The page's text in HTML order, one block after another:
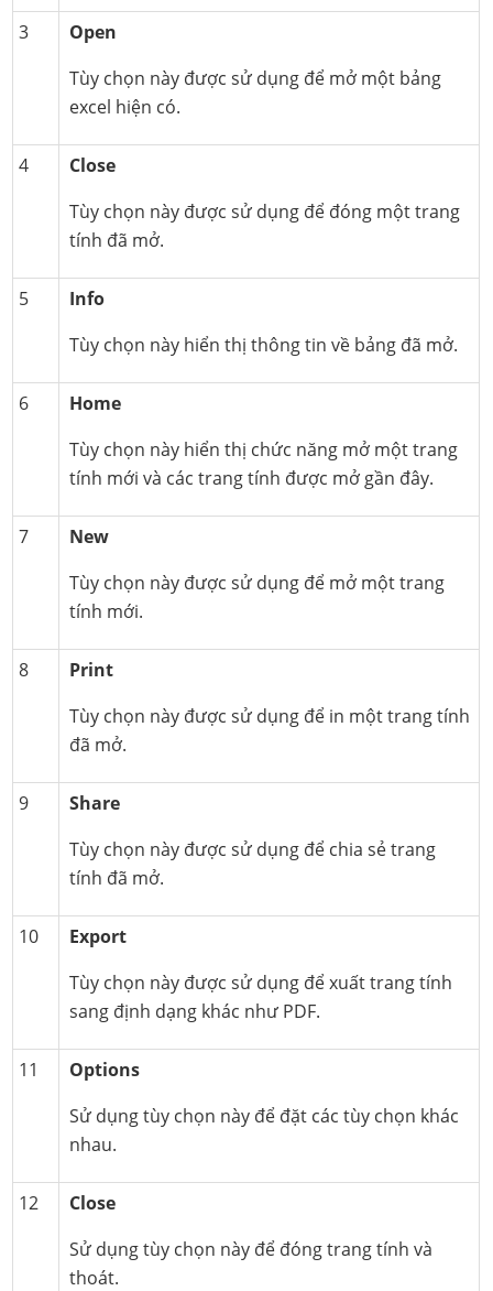
3
Open
Tùy chọn này được sử dụng để mở một bảng
excel hiện có.
4
Close
Tùy chọn này được sử dụng để đóng một trang
tính đã mở.
5
Info
Tùy chọn này hiển thị thông tin về bảng đã mở.
6
Home
Tùy chọn này hiển thị chức năng mở một trang
tính mới và các trang tính được mở gần đây.
7
New
Tùy chọn này được sử dụng để mở một trang
tính mới.
8
Print
Tùy chọn này được sử dụng để in một trang tính
đã mở.
9
Share
Tùy chọn này được sử dụng để chia sẻ trang
tính đã mở.
10
Export
Tùy chọn này được sử dụng để xuất trang tính
sang định dạng khác như PDF.
11
Options
Sử dụng tùy chọn này để đặt các tùy chọn khác
nhau.
12
Close
Sử dụng tùy chọn này để đóng trang tính và
thoát.